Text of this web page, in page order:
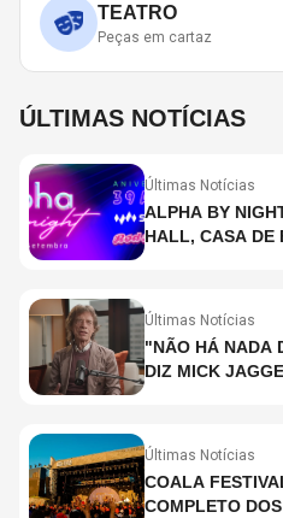
TEATRO
Peças em cartaz
ÚLTIMAS NOTÍCIAS
Últimas Notícias
ALPHA BY
HALL, CASA DE
Últimas Notícias
"NÃO HÁ NADA
DIZ MICK
Últimas Notícias
COALA
COMPLETO